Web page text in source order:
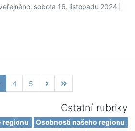
sobota 16. listopadu 2024 |
4 5
Ostatní rubriky
regionu
Osobnosti našeho regionu